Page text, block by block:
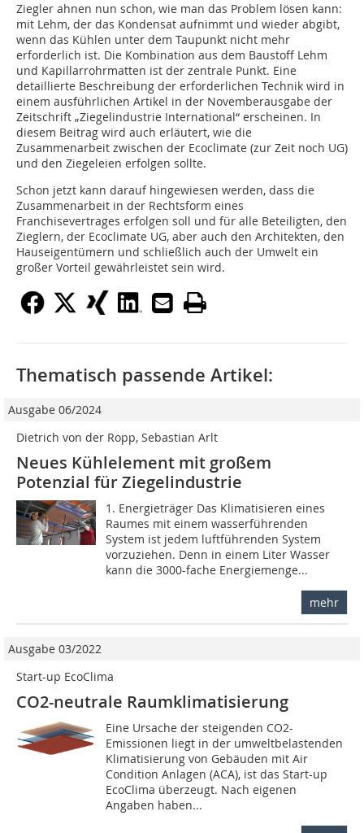
Ziegler ahnen nun schon, wie man das Problem lösen kann:
mit Lehm, der das Kondensat aufnimmt und wieder abgibt,
wenn das Kühlen unter dem Taupunkt nicht mehr
erforderlich ist. Die Kombination aus dem Baustoff Lehm
und Kapillarrohrmatten ist der zentrale Punkt. Eine
detaillierte Beschreibung der erforderlichen Technik wird in
einem ausführlichen Artikel in der Novemberausgabe der
Zeitschrift „Ziegelindustrie International“ erscheinen. In
diesem Beitrag wird auch erläutert, wie die
Zusammenarbeit zwischen der Ecoclimate (zur Zeit noch UG)
und den Ziegeleien erfolgen sollte.
Schon jetzt kann darauf hingewiesen werden, dass die
Zusammenarbeit in der Rechtsform eines
Franchisevertrages erfolgen soll und für alle Beteiligten, den
Zieglern, der Ecoclimate UG, aber auch den Architekten, den
Hauseigentümern und schließlich auch der Umwelt ein
großer Vorteil gewährleistet sein wird.
Thematisch passende Artikel:
Ausgabe 06/2024
Dietrich von der Ropp, Sebastian Arlt
Neues Kühlelement mit großem
Potenzial für Ziegelindustrie
1. Energieträger Das Klimatisieren eines
Raumes mit einem wasserführenden
System ist jedem luftführenden System
vorzuziehen. Denn in einem Liter Wasser
kann die 3000-fache Energiemenge...
mehr
Ausgabe 03/2022
Start-up EcoClima
CO2-neutrale Raumklimatisierung
Eine Ursache der steigenden CO2-
Emissionen liegt in der umweltbelastenden
Klimatisierung von Gebäuden mit Air
Condition Anlagen (ACA), ist das Start-up
EcoClima überzeugt. Nach eigenen
Angaben haben...